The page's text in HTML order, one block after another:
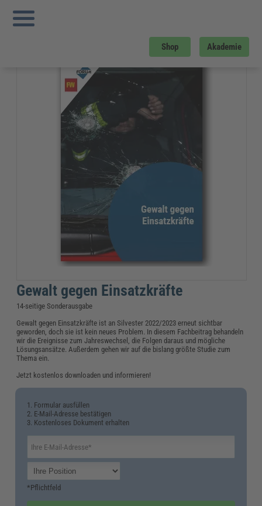
Shop Akademie
Sie sind hier:
Einsatzkräfte
Gewalt gegen Einsatzkräfte
14-seitige Sonderausgabe
Gewalt gegen Einsatzkräfte ist an Silvester 2022/2023 erneut sichtbar
geworden, doch sie ist kein neues Problem. In diesem Fachbeitrag behandeln
wir die Ereignisse zum Jahreswechsel, die Folgen daraus und mögliche
Lösungsansätze. Außerdem gehen wir auf die bislang größte Studie zum
Thema ein.
Jetzt kostenlos downloaden und informieren!
1. Formular ausfüllen
2. E-Mail-Adresse bestätigen
3. Kostenloses Dokument erhalten
*Pflichtfeld